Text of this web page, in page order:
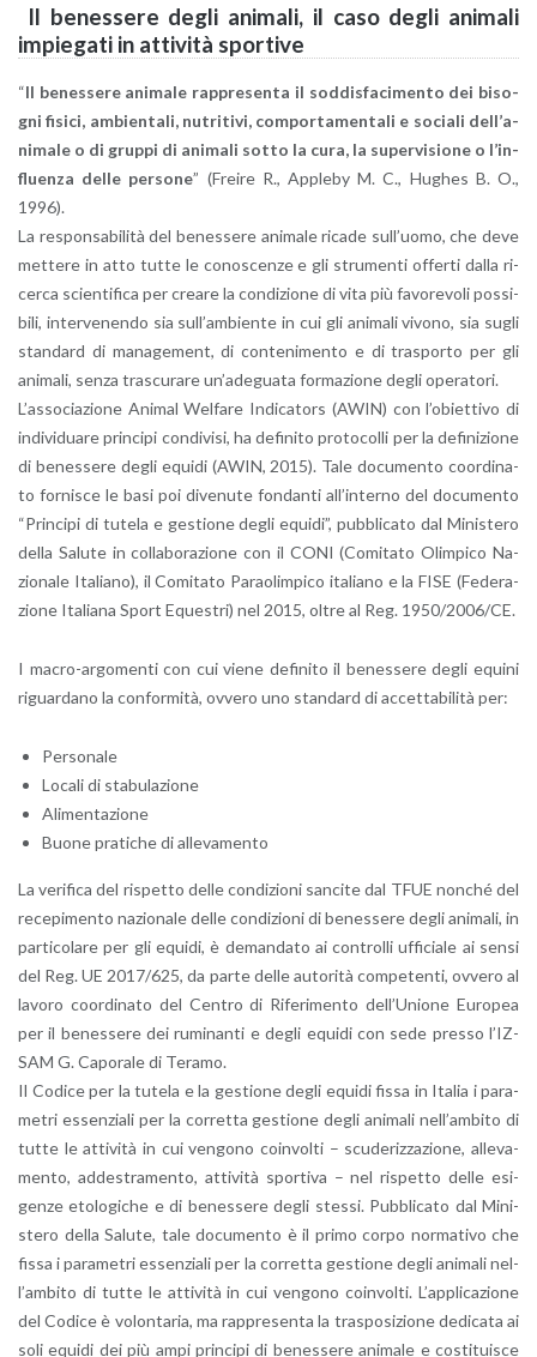
Il be­nes­se­re degli ani­ma­li, il caso degli ani­ma­li
im­pie­ga­ti in at­ti­vi­tà spor­ti­ve
“Il be­nes­se­re ani­ma­le rap­pre­sen­ta il sod­di­sfa­ci­men­to dei bi­so­
gni fi­si­ci, am­bien­ta­li, nu­tri­ti­vi, com­por­ta­men­ta­li e so­cia­li del­l’a­
ni­ma­le o di grup­pi di ani­ma­li sotto la cura, la su­per­vi­sio­ne o l’in­
fluen­za delle per­so­ne” (Frei­re R., Ap­ple­by M. C., Hu­ghes B. O.,
1996).
La re­spon­sa­bi­li­tà del be­nes­se­re ani­ma­le ri­ca­de sul­l’uo­mo, che deve
met­te­re in atto tutte le co­no­scen­ze e gli stru­men­ti of­fer­ti dalla ri­
cer­ca scien­ti­fi­ca per crea­re la con­di­zio­ne di vita più fa­vo­re­vo­li pos­si­
bi­li, in­ter­ve­nen­do sia sul­l’am­bien­te in cui gli ani­ma­li vi­vo­no, sia sugli
stan­dard di ma­na­ge­ment, di con­te­ni­men­to e di tra­spor­to per gli
ani­ma­li, senza tra­scu­ra­re un’a­de­gua­ta for­ma­zio­ne degli ope­ra­to­ri.
L’as­so­cia­zio­ne Ani­mal Wel­fa­re In­di­ca­tors (AWIN) con l’o­biet­ti­vo di
in­di­vi­dua­re prin­ci­pi con­di­vi­si, ha de­fi­ni­to pro­to­col­li per la de­fi­ni­zio­ne
di be­nes­se­re degli equi­di (AWIN, 2015). Tale do­cu­men­to coor­di­na­
to for­ni­sce le basi poi di­ve­nu­te fon­dan­ti al­l’in­ter­no del do­cu­men­to
“Prin­ci­pi di tu­te­la e ge­stio­ne degli equi­di”, pub­bli­ca­to dal Mi­ni­ste­ro
della Sa­lu­te in col­la­bo­ra­zio­ne con il CONI (Co­mi­ta­to Olim­pi­co Na­
zio­na­le Ita­lia­no), il Co­mi­ta­to Pa­ra­o­lim­pi­co ita­lia­no e la FISE (Fe­de­ra­
zio­ne Ita­lia­na Sport Eque­stri) nel 2015, oltre al Reg. 1950/2006/CE.
I ma­cro-ar­go­men­ti con cui viene de­fi­ni­to il be­nes­se­re degli equi­ni
ri­guar­da­no la con­for­mi­tà, ov­ve­ro uno stan­dard di ac­cet­ta­bi­li­tà per:
Per­so­na­le
Lo­ca­li di sta­bu­la­zio­ne
Ali­men­ta­zio­ne
Buone pra­ti­che di al­le­va­men­to
La ve­ri­fi­ca del ri­spet­to delle con­di­zio­ni san­ci­te dal TFUE non­ché del
re­ce­pi­men­to na­zio­na­le delle con­di­zio­ni di be­nes­se­re degli ani­ma­li, in
par­ti­co­la­re per gli equi­di, è de­man­da­to ai con­trol­li uf­fi­cia­le ai sensi
del Reg. UE 2017/625, da parte delle au­to­ri­tà com­pe­ten­ti, ov­ve­ro al
la­vo­ro coor­di­na­to del Cen­tro di Ri­fe­ri­men­to del­l’U­nio­ne Eu­ro­pea
per il be­nes­se­re dei ru­mi­nan­ti e degli equi­di con sede pres­so l’IZ­
SAM G. Ca­po­ra­le di Te­ra­mo.
Il Co­di­ce per la tu­te­la e la ge­stio­ne degli equi­di fissa in Ita­lia i pa­ra­
me­tri es­sen­zia­li per la cor­ret­ta ge­stio­ne degli ani­ma­li nel­l’am­bi­to di
tutte le at­ti­vi­tà in cui ven­go­no coin­vol­ti – scu­de­riz­za­zio­ne, al­le­va­
men­to, ad­de­stra­men­to, at­ti­vi­tà spor­ti­va – nel ri­spet­to delle esi­
gen­ze eto­lo­gi­che e di be­nes­se­re degli stes­si. Pub­bli­ca­to dal Mi­ni­
ste­ro della Sa­lu­te, tale do­cu­men­to è il primo corpo nor­ma­ti­vo che
fissa i pa­ra­me­tri es­sen­zia­li per la cor­ret­ta ge­stio­ne degli ani­ma­li nel­
l’am­bi­to di tutte le at­ti­vi­tà in cui ven­go­no coin­vol­ti. L’ap­pli­ca­zio­ne
del Co­di­ce è vo­lon­ta­ria, ma rap­pre­sen­ta la tra­spo­si­zio­ne de­di­ca­ta ai
soli equi­di dei più ampi prin­ci­pi di be­nes­se­re ani­ma­le e co­sti­tui­sce